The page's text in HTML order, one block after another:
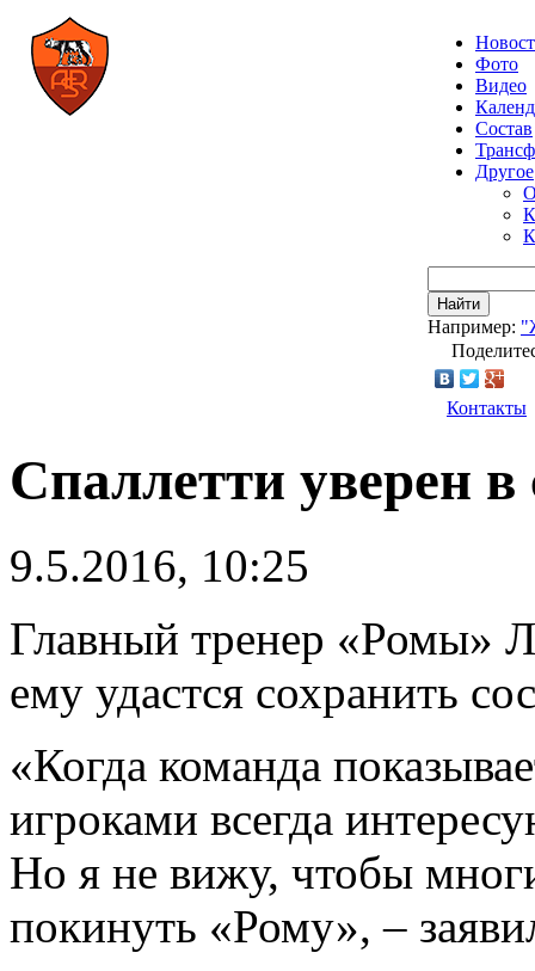
Фото
Видео
Состав
Другое
Найти
Например:
Контакты
Спаллетти уверен в
9.5.2016, 10:25
Главный тренер «Ромы»
ему удастся сохранить
«Когда команда
игроками всегда
Но я не вижу, чтобы
покинуть «Рому», –